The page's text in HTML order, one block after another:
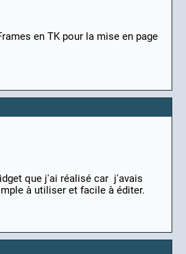
en TK pour la mise en page
que j'ai réalisé car j'avais
à utiliser et facile à éditer.